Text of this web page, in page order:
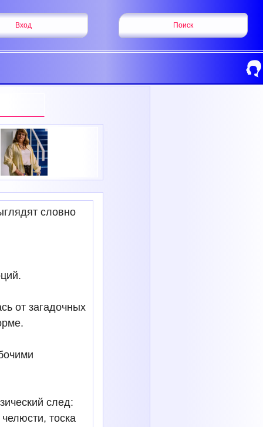
Вход Поиск
словно
от загадочных
след:
тоска